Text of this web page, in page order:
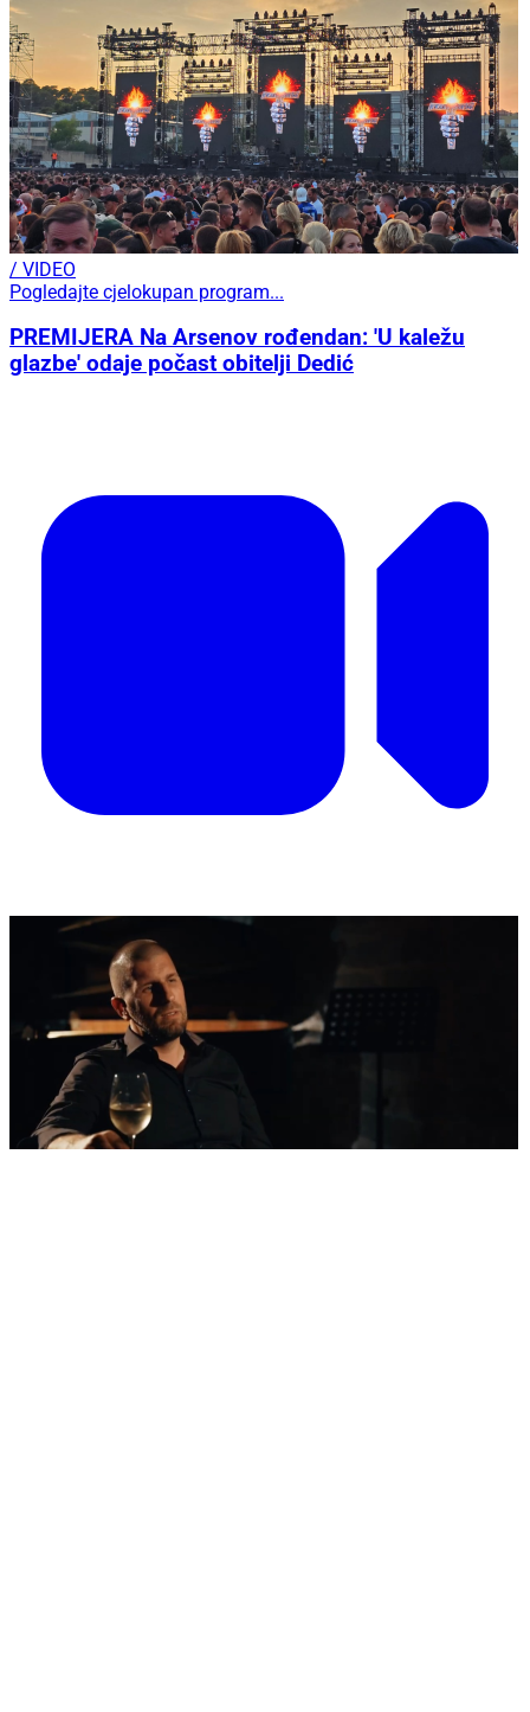
/ VIDEO
Pogledajte cjelokupan program...
PREMIJERA Na Arsenov rođendan: 'U kaležu
glazbe' odaje počast obitelji Dedić